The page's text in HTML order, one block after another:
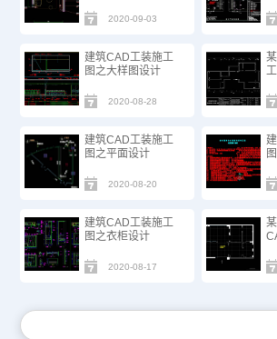
2020-09-03
建筑CAD工装施工
图之大样图设计
2020-08-28
建筑CAD工装施工
图之平面设计
2020-08-20
建筑CAD工装施工
图之衣柜设计
2020-08-17